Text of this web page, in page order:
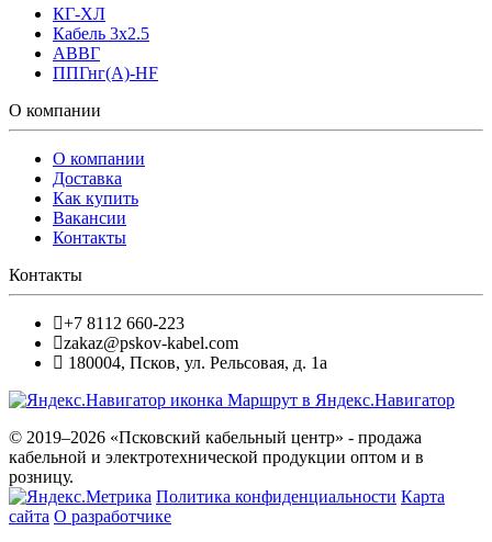
КГ-ХЛ
Кабель 3x2.5
АВВГ
ППГнг(А)-HF
О компании
О компании
Доставка
Как купить
Вакансии
Контакты
Контакты
+7 8112 660-223
zakaz@pskov-kabel.com
180004, Псков, ул. Рельсовая, д. 1а
Маршрут в Яндекс.Навигатор
© 2019–2026 «Псковский кабельный центр» - продажа
кабельной и электротехнической продукции оптом и в
розницу.
Политика конфиденциальности Карта
сайта О разработчике